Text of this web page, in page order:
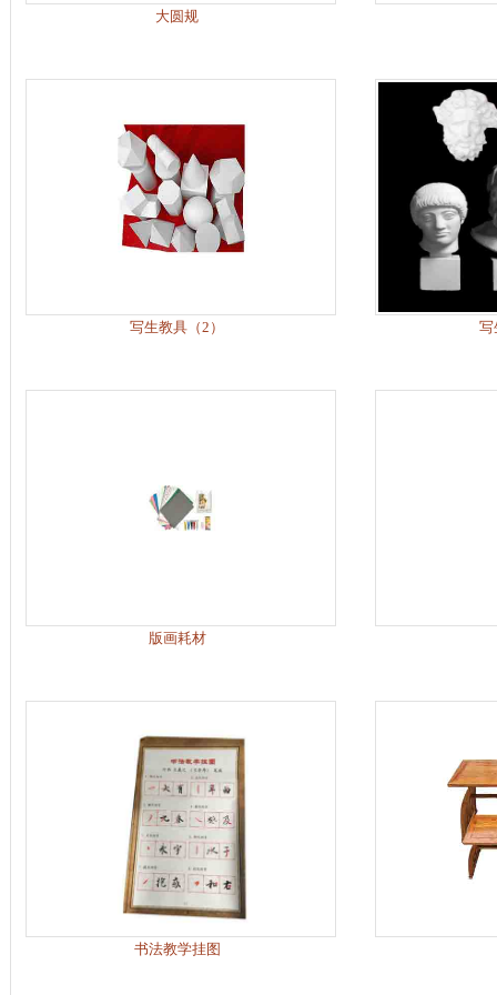
大圆规
写生教具（2） 写
版画耗材
书法教学挂图